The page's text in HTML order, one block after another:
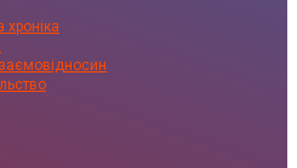
хроніка